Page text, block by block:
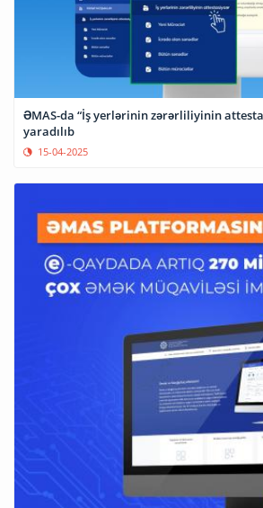
ƏMAS-da “İş yerlərinin zərərliliyinin
yaradılıb
15-04-2025